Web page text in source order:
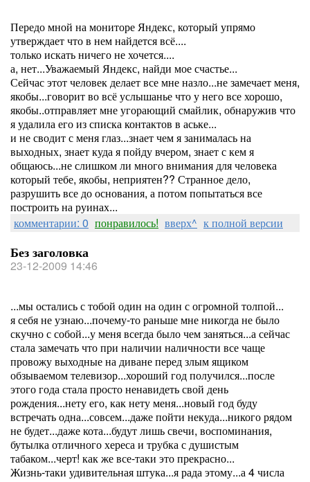
Передо мной на мониторе Яндекс, который упрямо
утверждает что в нем найдется всё....
только искать ничего не хочется....
а, нет...Уважаемый Яндекс, найди мое счастье...
Сейчас этот человек делает все мне назло...не замечает меня,
якобы...говорит во всё услышанье что у него все хорошо,
якобы..отправляет мне угорающий смайлик, обнаружив что
я удалила его из списка контактов в аське...
и не сводит с меня глаз...знает чем я занималась на
выходных, знает куда я пойду вчером, знает с кем я
общаюсь...не слишком ли много внимания для человека
который тебе, якобы, неприятен?? Странное дело,
разрушить все до основания, а потом попытаться все
построить на руинах...
комментарии: 0 понравилось! вверх^ к полной версии
Без заголовка
23-12-2009 14:46
...мы остались с тобой один на один с огромной толпой...
я себя не узнаю...почему-то раньше мне никогда не было
скучно с собой...у меня всегда было чем заняться...а сейчас
стала замечать что при наличии наличности все чаще
провожу выходные на диване перед злым ящиком
обзываемом телевизор...хороший год получился...после
этого года стала просто ненавидеть свой день
рождения...нету его, как нету меня...новый год буду
встречать одна...совсем...даже пойти некуда...никого рядом
не будет...даже кота...будут лишь свечи, воспоминания,
бутылка отличного хереса и трубка с душистым
табаком...черт! как же все-таки это прекрасно...
Жизнь-таки удивительная штука...я рада этому...а 4 числа